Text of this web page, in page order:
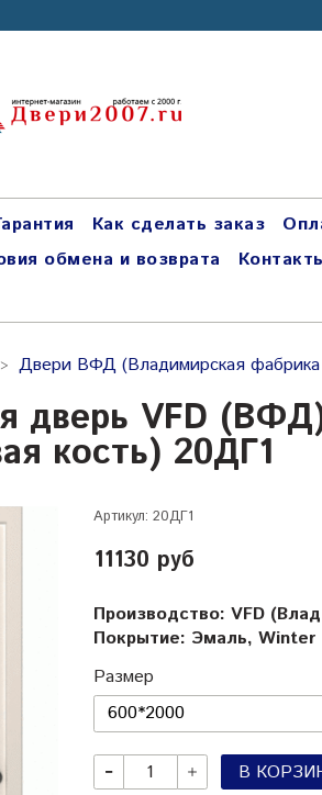
Как сделать заказ
обмена и возврата
Двери ВФД (Владимирская
дверь VFD
кость) 20ДГ1
Артикул: 20ДГ1
11130 руб
Производство: VFD
Покрытие: Эмаль, Winter
Размер
В